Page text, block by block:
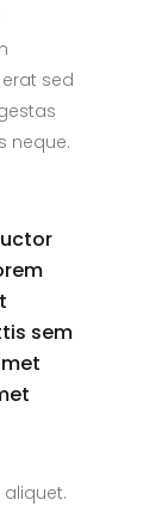
sed
neque.
sem